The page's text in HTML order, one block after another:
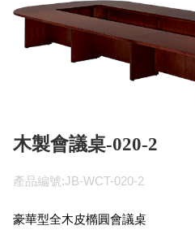
木製會議桌-020-2
產品編號:JB-WCT-020-2
豪華型全木皮橢圓會議桌